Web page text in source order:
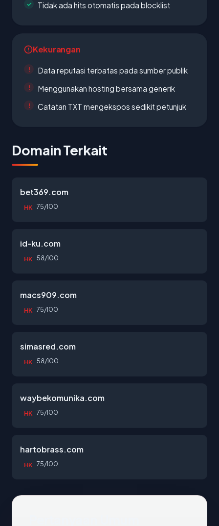
Tidak ada hits otomatis pada blocklist
Kekurangan
Data reputasi terbatas pada sumber publik
Menggunakan hosting bersama generik
Catatan TXT mengekspos sedikit petunjuk
Domain Terkait
bet369.com
HK 75/100
id-ku.com
HK 58/100
macs909.com
HK 75/100
simasred.com
HK 58/100
waybekomunika.com
HK 75/100
hartobrass.com
HK 75/100